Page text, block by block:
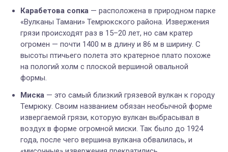
Карабетова сопка — расположена в природном парке
«Вулканы Тамани» Темрюкского района. Извержения
грязи происходят раз в 15–20 лет, но сам кратер
огромен — почти 1400 м в длину и 86 м в ширину. С
высоты птичьего полета это кратерное плато похоже
на пологий холм с плоской вершиной овальной
формы.
Миска — это самый близкий грязевой вулкан к городу
Темрюку. Своим названием обязан необычной форме
извергаемой грязи, которую вулкан выбрасывал в
воздух в форме огромной миски. Так было до 1924
года, после чего вершина вулкана обвалилась, и